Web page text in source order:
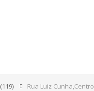
(119) Rua Luiz Cunha,Centro